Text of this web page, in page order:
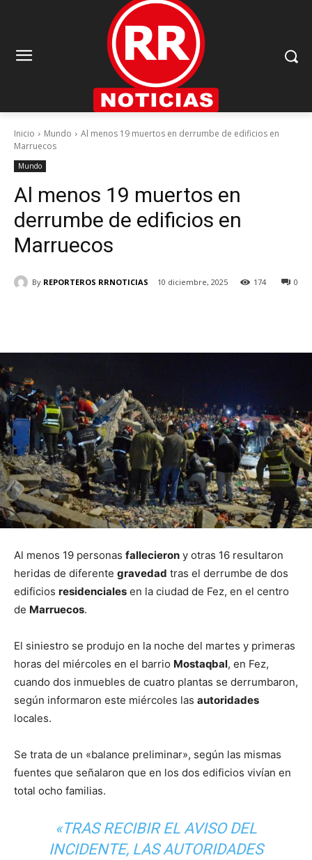
Inicio Mundo
Al menos 19 muertos en derrumbe de edificios en
Marruecos
Mundo
Al menos 19 muertos en
derrumbe de edificios en
Marruecos
By REPORTEROS RRNOTICIAS 10 diciembre, 2025 0
174
Al menos 19 personas fallecieron y otras 16 resultaron
heridas de diferente gravedad tras el derrumbe de dos
edificios residenciales en la ciudad de Fez, en el centro
de Marruecos.
El siniestro se produjo en la noche del martes y primeras
horas del miércoles en el barrio Mostaqbal, en Fez,
cuando dos inmuebles de cuatro plantas se derrumbaron,
según informaron este miércoles las autoridades
locales.
Se trata de un «balance preliminar», según las mismas
fuentes que señalaron que en los dos edificios vivían en
total ocho familias.
«TRAS RECIBIR EL AVISO DEL
INCIDENTE, LAS AUTORIDADES